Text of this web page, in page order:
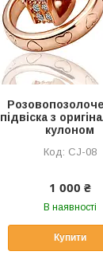
підвіска з
кулоном
CJ-08
1 000 ₴
В наявності
Купити